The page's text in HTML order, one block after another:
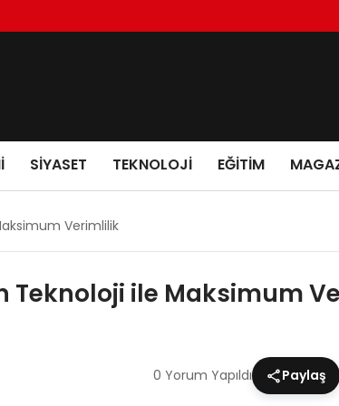
SIYASET TEKNOLOJI EĞITIM
Verimlilik
Teknoloji ile Maksimum
0 Yorum Yapıldı Paylaş